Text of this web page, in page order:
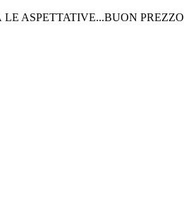
ASPETTATIVE...BUON PREZZO